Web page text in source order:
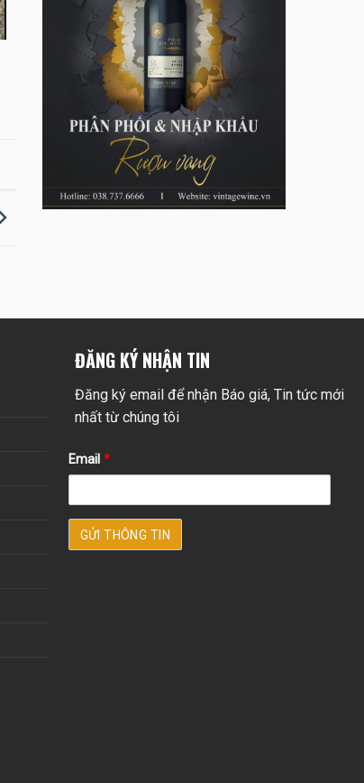
ĐĂNG KÝ NHẬN TIN
Đăng ký email để nhận Báo giá, Tin tức mới
nhất từ chúng tôi
Email *